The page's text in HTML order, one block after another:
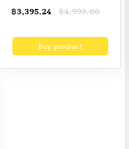
Shade Led Floor
Living Room Study
฿4,993.00
Original
was:
฿4,993.00.
฿3,395.24
Current
is:
฿3,395.24.Buy product